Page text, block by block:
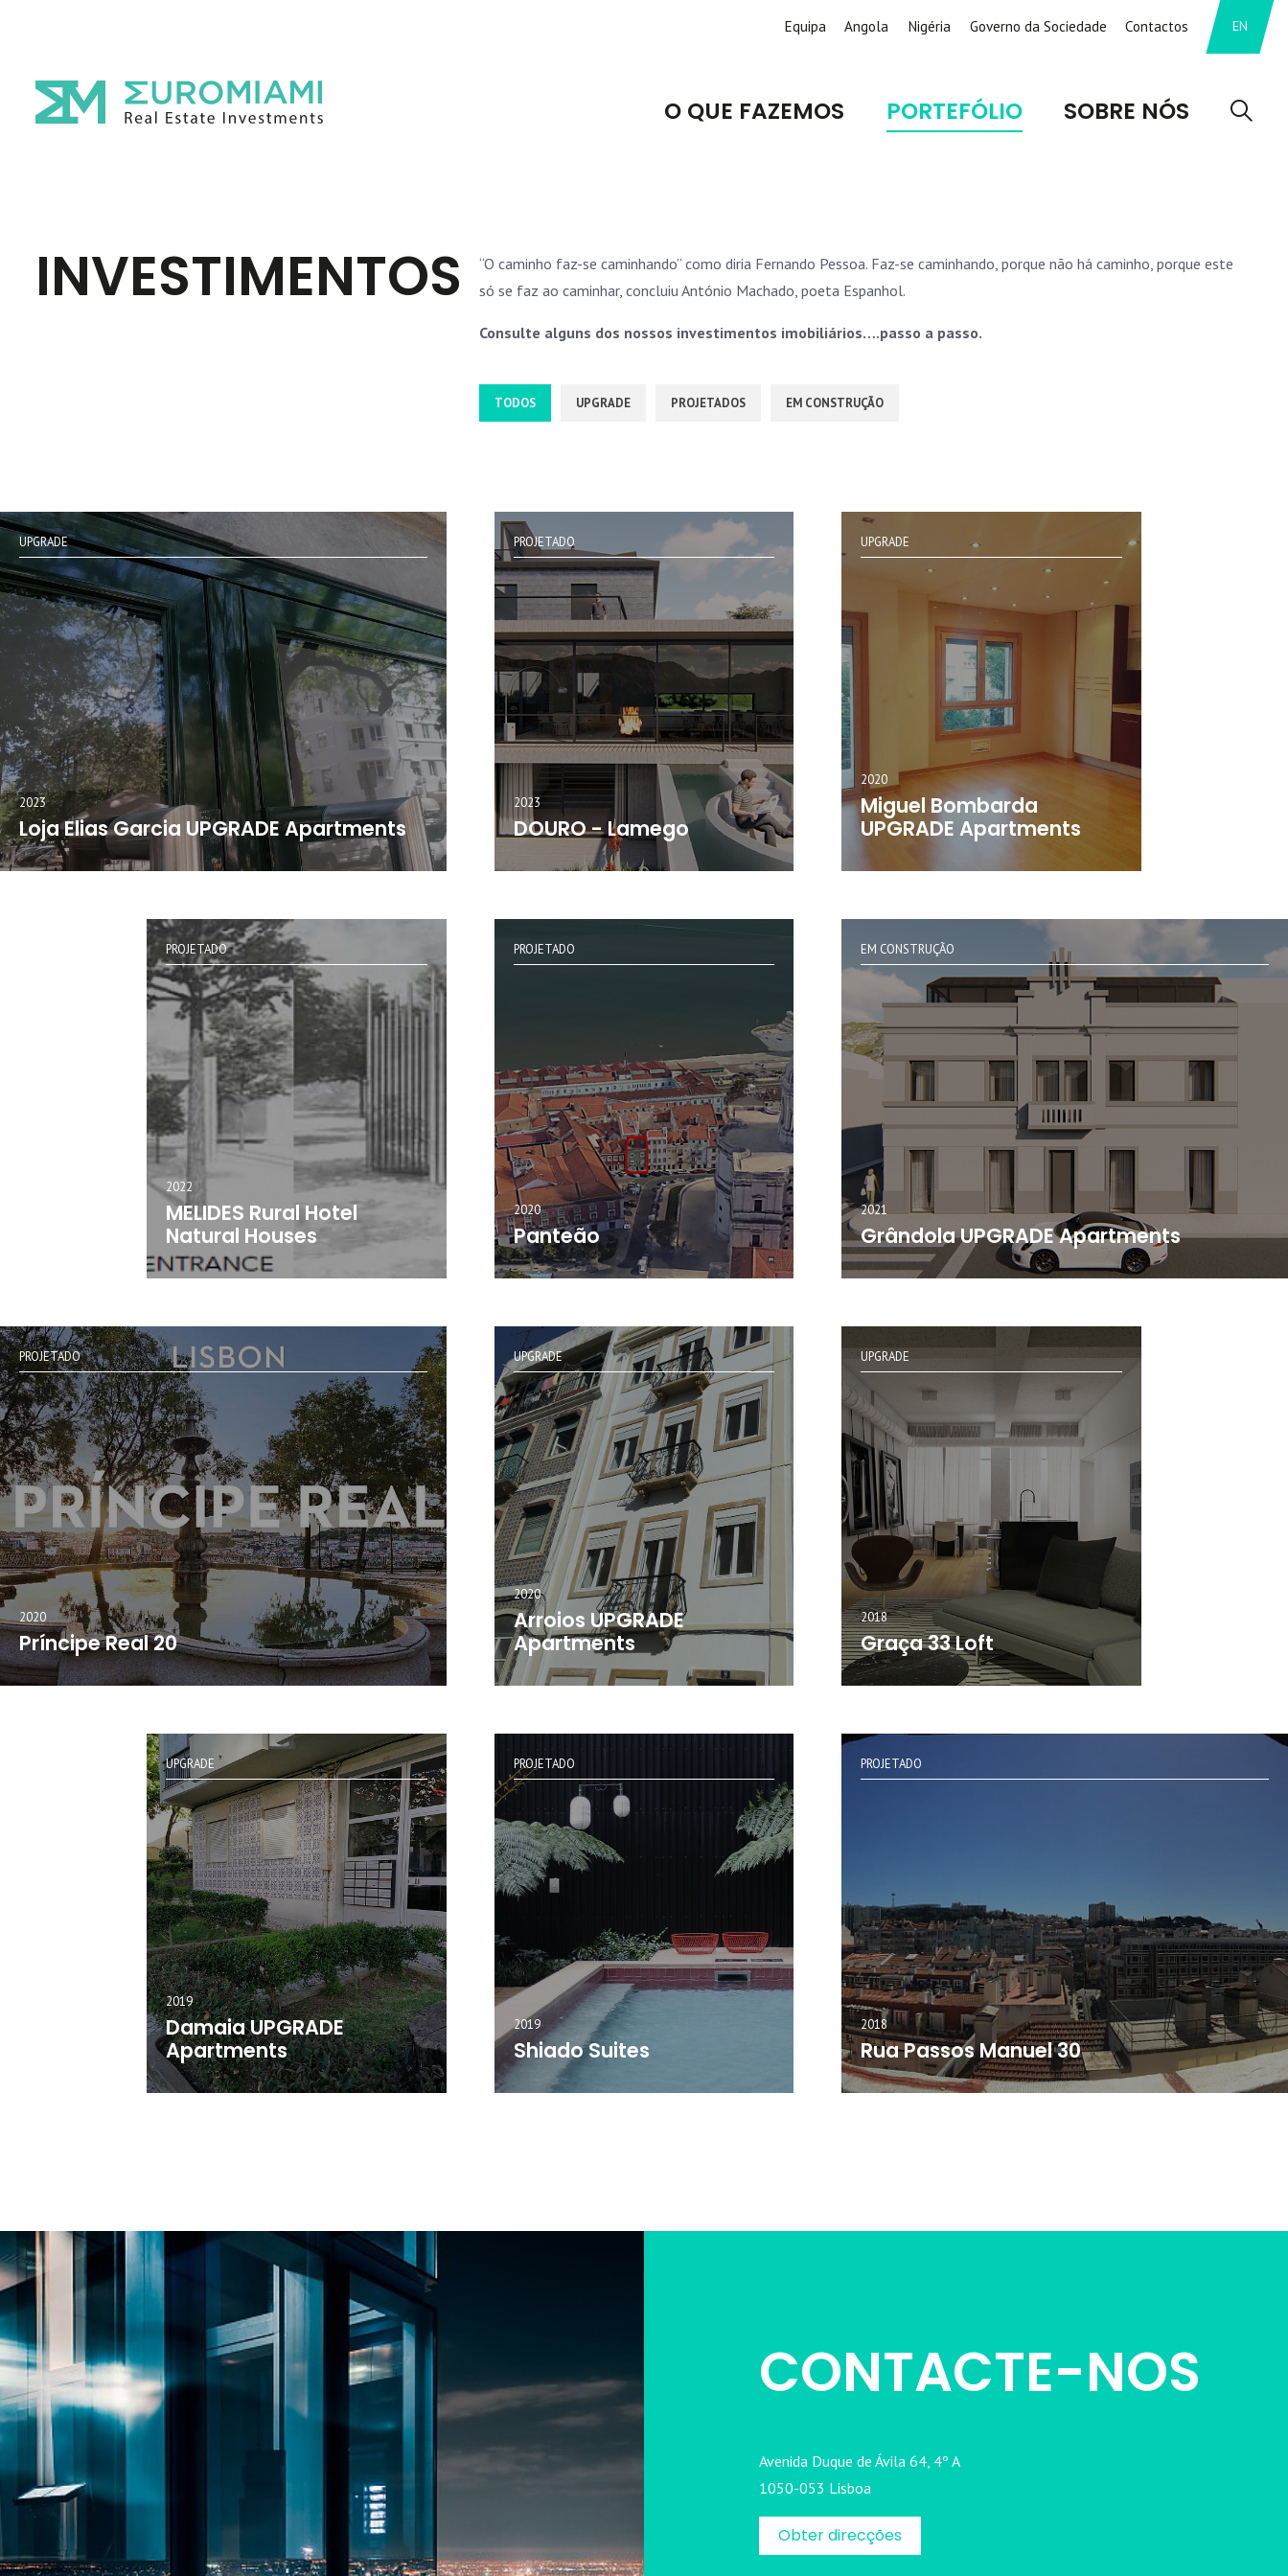
O QUE FAZEMOS PORTEFÓLIO SOBRE NÓS
Equipa Angola Nigéria Governo da Sociedade Contactos EN
INVESTIMENTOS
“O caminho faz-se caminhando” como diria Fernando Pessoa. Faz-se caminhando, porque não há caminho, porque este
só se faz ao caminhar, concluiu António Machado, poeta Espanhol.
Consulte alguns dos nossos investimentos imobiliários….passo a passo.
TODOS UPGRADE PROJETADOS EM CONSTRUÇÃO
UPGRADE
2023
Loja Elias Garcia UPGRADE Apartments
PROJETADO
2023
DOURO - Lamego
UPGRADE
2020
Miguel Bombarda
UPGRADE Apartments
PROJETADO
2022
MELIDES Rural Hotel
Natural Houses
PROJETADO
2020
Panteão
EM CONSTRUÇÃO
2021
Grândola UPGRADE Apartments
PROJETADO
2020
Príncipe Real 20
UPGRADE
2020
Arroios UPGRADE
Apartments
UPGRADE
2018
Graça 33 Loft
UPGRADE
2019
Damaia UPGRADE
Apartments
PROJETADO
2019
Shiado Suites
PROJETADO
2018
Rua Passos Manuel 30
CONTACTE-NOS
Avenida Duque de Ávila 64, 4º A
1050-053 Lisboa
Obter direcções